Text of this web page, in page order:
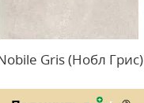
Gris (Нобл Грис)